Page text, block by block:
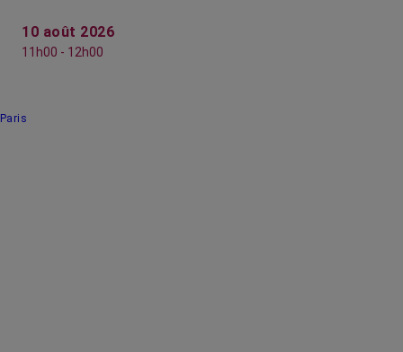
10 août 2026
11h00 - 12h00
Paris